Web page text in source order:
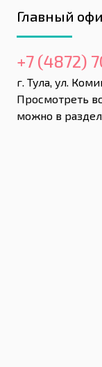
Главный
+7 (4872)
г. Тула, ул.
Просмотреть
можно в